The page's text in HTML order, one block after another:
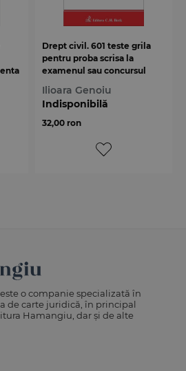
Drept civil. 601 teste grila
pentru proba scrisa la
examenul sau concursul
de notar stagiar
Ilioara Genoiu
Indisponibilă
32,00 ron
o companie specializată în
de carte juridică, în principal
Hamangiu, dar și de alte